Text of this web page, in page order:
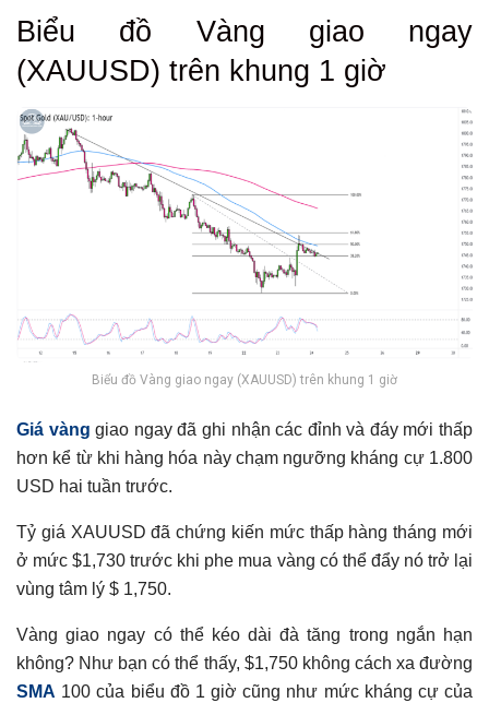
Tổng hợp bài viết
Biểu đồ Vàng giao ngay (XAUUSD) trên khung 1 giờ
Biểu đồ USDCHF trên khung Hàng ngày
Có thể bạn chưa biết
Biểu đồ Vàng giao ngay
(XAUUSD) trên khung 1 giờ
Biểu đồ Vàng giao ngay (XAUUSD) trên khung 1 giờ
Giá vàng giao ngay đã ghi nhận các đỉnh và đáy mới thấp
hơn kể từ khi hàng hóa này chạm ngưỡng kháng cự 1.800
USD hai tuần trước.
Tỷ giá XAUUSD đã chứng kiến ​​mức thấp hàng tháng mới
ở mức $1,730 trước khi phe mua vàng có thể đẩy nó trở lại
vùng tâm lý $ 1,750.
Vàng giao ngay có thể kéo dài đà tăng trong ngắn hạn
không? Như bạn có thể thấy, $1,750 không cách xa đường
SMA 100 của biểu đồ 1 giờ cũng như mức kháng cự của